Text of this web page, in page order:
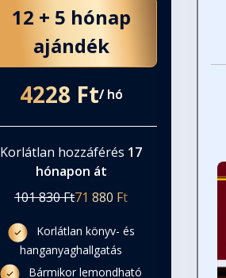
12 + 5 hónap
ajándék
4228 Ft/ hó
Korlátlan hozzáférés 17
hónapon át
101 830 Ft71 880 Ft
Korlátlan könyv- és
hanganyaghallgatás
Bármikor lemondható